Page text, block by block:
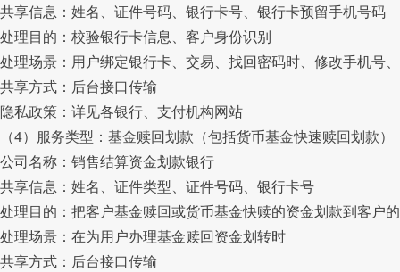
共享信息：姓名、证件号码、银行卡号、银行卡预留手机号码
处理目的：校验银行卡信息、客户身份识别
处理场景：用户绑定银行卡、交易、找回密码时、修改手机号
共享方式：后台接口传输
隐私政策：详见各银行、支付机构网站
（4）服务类型：基金赎回划款（包括货币基金快速赎回划款）
公司名称：销售结算资金划款银行
共享信息：姓名、证件类型、证件号码、银行卡号
处理目的：把客户基金赎回或货币基金快赎的资金划款到客户
处理场景：在为用户办理基金赎回资金划转时
共享方式：后台接口传输